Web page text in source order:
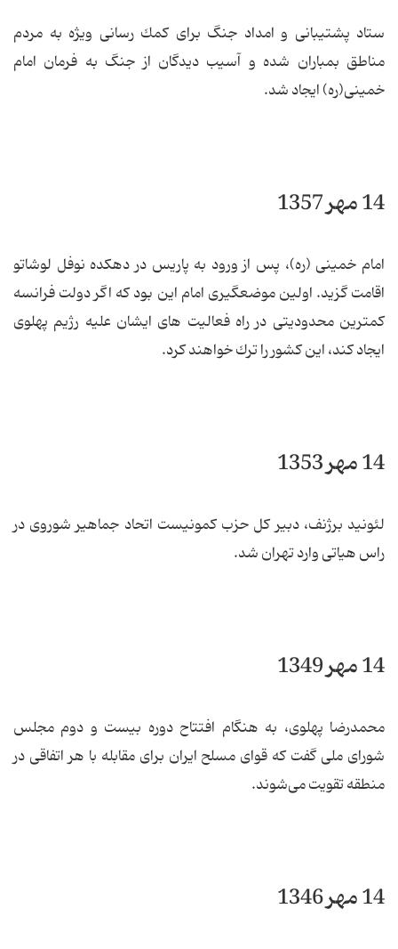
ستاد پشتیبانی و امداد جنگ برای كمك رسانی ویژه به مردم
مناطق بمباران شده و آسیب دیدگان از جنگ به فرمان امام
خمینی(ره) ایجاد شد.
14 مهر 1357
امام خمینی (ره)، پس از ورود به پاریس در دهكده نوفل لوشاتو
اقامت گزید. اولین موضعگیری امام این بود كه اگر دولت فرانسه
كمترین محدودیتی در راه فعالیت های ایشان علیه رژیم پهلوی
ایجاد كند، این كشور را ترك خواهند كرد.
14 مهر 1353
لئونید برژنف، دبیر كل حزب كمونیست اتحاد جماهیر شوروی در
راس هیاتی وارد تهران شد.
14 مهر 1349
محمدرضا پهلوی، به هنگام افتتاح دوره بیست و دوم مجلس
شورای ملی گفت كه قوای مسلح ایران برای مقابله با هر اتفاقی در
منطقه تقویت می‌شوند.
14 مهر 1346